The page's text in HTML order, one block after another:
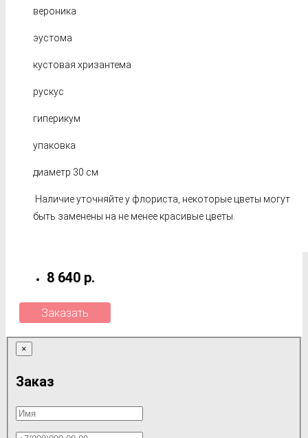
вероника
эустома
кустовая хризантема
рускус
гиперикум
упаковка
диаметр 30 см
Наличие уточняйте у флориста, некоторые цветы могут
быть заменены на не менее красивые цветы.
8 640 р.
Заказать
×
Заказ